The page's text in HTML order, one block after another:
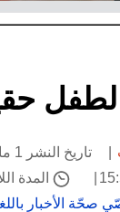
لطفل
تاريخ النشر 1 مايو 2023 الساعة 15:51
المدة
صحّة الأخبار